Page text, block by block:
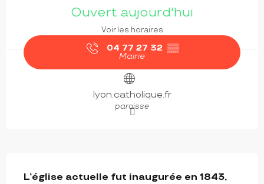
Ouvert aujourd'hui
Voir les horaires
04 77 27 32 ▒▒
Mairie
lyon.catholique.fr
paroisse
L’église actuelle fut inaugurée en 1843,